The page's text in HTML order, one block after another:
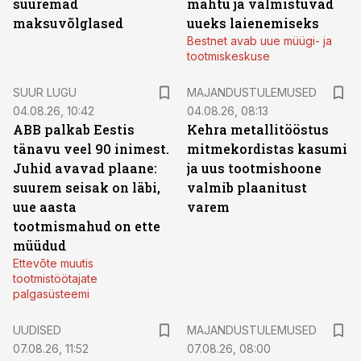
suuremad
maksuvõlglased
mahtu ja valmistuvad
uueks laienemiseks
Bestnet avab uue müügi- ja
tootmiskeskuse
SUUR LUGU
04.08.26, 10:42
ABB palkab Eestis
tänavu veel 90 inimest.
Juhid avavad plaane:
suurem seisak on läbi,
uue aasta
tootmismahud on ette
müüdud
Ettevõte muutis
tootmistöötajate
palgasüsteemi
MAJANDUSTULEMUSED
04.08.26, 08:13
Kehra metallitööstus
mitmekordistas kasumi
ja uus tootmishoone
valmib plaanitust
varem
UUDISED
07.08.26, 11:52
MAJANDUSTULEMUSED
07.08.26, 08:00